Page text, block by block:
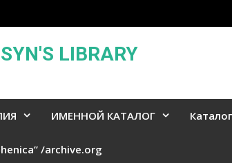
LIBRARY
ИМЕННОЙ КАТАЛОГ
/archive.org